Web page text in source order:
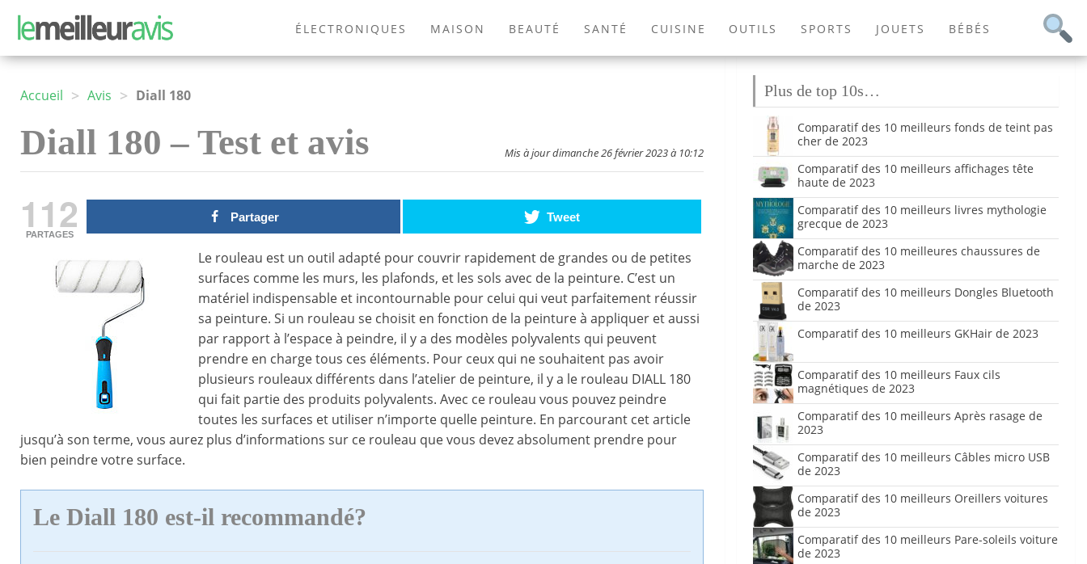
ÉLECTRONIQUES MAISON BEAUTÉ SANTÉ CUISINE OUTILS SPORTS JOUETS BÉBÉS
MODE EXTÉRIEUR ANIMAUX JEUX VIDÉOS LIVRES
Accueil > Avis > Diall 180
Diall 180 – Test et avis Mis à jour dimanche 26 février 2023 à 10:12
112
PARTAGES
Partager Tweet
Le rouleau est un outil adapté pour couvrir rapidement de grandes ou de petites
surfaces comme les murs, les plafonds, et les sols avec de la peinture. C’est un
matériel indispensable et incontournable pour celui qui veut parfaitement réussir
sa peinture. Si un rouleau se choisit en fonction de la peinture à appliquer et aussi
par rapport à l’espace à peindre, il y a des modèles polyvalents qui peuvent
prendre en charge tous ces éléments. Pour ceux qui ne souhaitent pas avoir
plusieurs rouleaux différents dans l’atelier de peinture, il y a le rouleau DIALL 180
qui fait partie des produits polyvalents. Avec ce rouleau vous pouvez peindre
toutes les surfaces et utiliser n’importe quelle peinture. En parcourant cet article
jusqu’à son terme, vous aurez plus d’informations sur ce rouleau que vous devez absolument prendre pour
bien peindre votre surface.
Le Diall 180 est-il recommandé?
Plus de top 10s…
Comparatif des 10 meilleurs fonds de teint pas
cher de 2023
Comparatif des 10 meilleurs affichages tête
haute de 2023
Comparatif des 10 meilleurs livres mythologie
grecque de 2023
Comparatif des 10 meilleures chaussures de
marche de 2023
Comparatif des 10 meilleurs Dongles Bluetooth
de 2023
Comparatif des 10 meilleurs GKHair de 2023
Comparatif des 10 meilleurs Faux cils
magnétiques de 2023
Comparatif des 10 meilleurs Après rasage de
2023
Comparatif des 10 meilleurs Câbles micro USB
de 2023
Comparatif des 10 meilleurs Oreillers voitures
de 2023
Comparatif des 10 meilleurs Pare-soleils voiture
de 2023